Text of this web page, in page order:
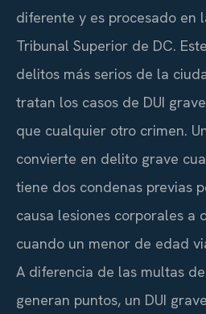
diferente y es procesado en
Tribunal Superior de DC.
delitos más serios de la
tratan los casos de DUI
que cualquier otro crimen.
convierte en delito grave
tiene dos condenas previas
causa lesiones corporales a
cuando un menor de edad
A diferencia de las multas
generan puntos, un DUI